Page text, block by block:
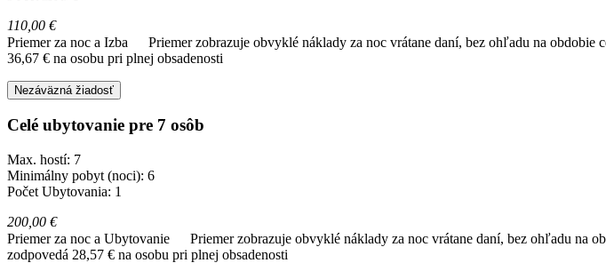
110,00 €
Priemer za noc a Izba
Priemer zobrazuje obvyklé náklady za noc vrátane daní, bez ohľadu na obdobie
36,67 € na osobu pri plnej obsadenosti
Nezáväzná žiadosť
Celé ubytovanie pre 7 osôb
Max. hostí: 7
Minimálny pobyt (noci): 6
Počet Ubytovania: 1
200,00 €
Priemer za noc a Ubytovanie
Priemer zobrazuje obvyklé náklady za noc vrátane daní, bez ohľadu na
zodpovedá 28,57 € na osobu pri plnej obsadenosti